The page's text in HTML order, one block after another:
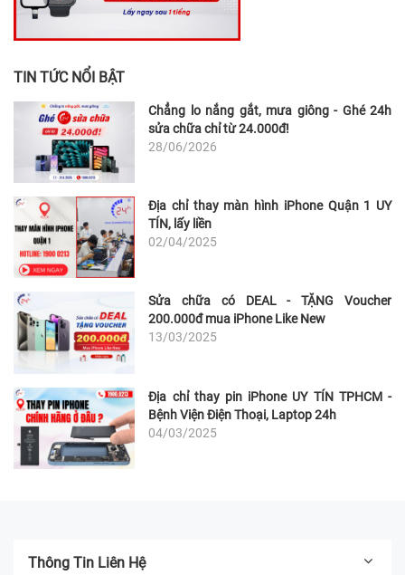
TIN TỨC NỔI BẬT
Chẳng lo nắng gắt, mưa giông - Ghé 24h
sửa chữa chỉ từ 24.000đ!
28/06/2026
Địa chỉ thay màn hình iPhone Quận 1 UY
TÍN, lấy liền
02/04/2025
Sửa chữa có DEAL - TẶNG Voucher
200.000đ mua iPhone Like New
13/03/2025
Địa chỉ thay pin iPhone UY TÍN TPHCM -
Bệnh Viện Điện Thoại, Laptop 24h
04/03/2025
Thông Tin Liên Hệ